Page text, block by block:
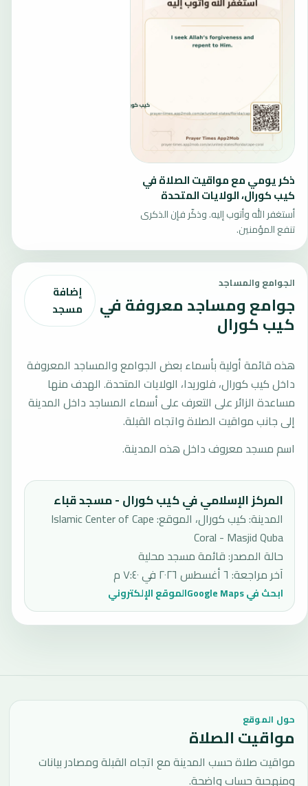
ذكر يومي مع مواقيت الصلاة في
كيب كورال، الولايات المتحدة
أستغفر الله وأتوب إليه. وذكّر فإن الذكرى
تنفع المؤمنين.
الجوامع والمساجد
جوامع ومساجد معروفة في
كيب كورال
إضافة
مسجد
هذه قائمة أولية بأسماء بعض الجوامع والمساجد المعروفة
داخل كيب كورال، فلوريدا، الولايات المتحدة. الهدف منها
مساعدة الزائر على التعرف على أسماء المساجد داخل المدينة
إلى جانب مواقيت الصلاة واتجاه القبلة.
اسم مسجد معروف داخل هذه المدينة.
المركز الإسلامي في كيب كورال - مسجد قباء
المدينة: كيب كورال، الموقع: Islamic Center of Cape
Coral - Masjid Quba
حالة المصدر:قائمة مسجد محلية
آخر مراجعة: ٦ أغسطس ٢٠٢٦ في ٧:٤٠ م
ابحث في Google Maps الموقع الإلكتروني
حول الموقع
مواقيت الصلاة
مواقيت صلاة حسب المدينة مع اتجاه القبلة ومصادر بيانات
ومنهجية حساب واضحة.